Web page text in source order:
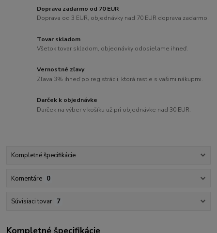
Doprava zadarmo od 70 EUR
Doprava od 3 EUR, objednávky nad 70 EUR doprava zadarmo.
Tovar skladom
Všetok tovar skladom, objednávky odosielame ihneď.
Vernostné zľavy
Zľava 3% ihneď po registrácii, ktorá rastie s vašimi nákupmi.
Darček k objednávke
Darček na výber v košíku už pri objednávke nad 30 EUR.
Kompletné špecifikácie
Komentáre 0
Súvisiaci tovar 7
Kompletné špecifikácie